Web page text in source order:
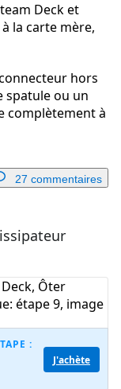
Deck et
la carte mère,
hors
spatule ou un
complètement à
27 commentaires
un commentaire
:
J'achète